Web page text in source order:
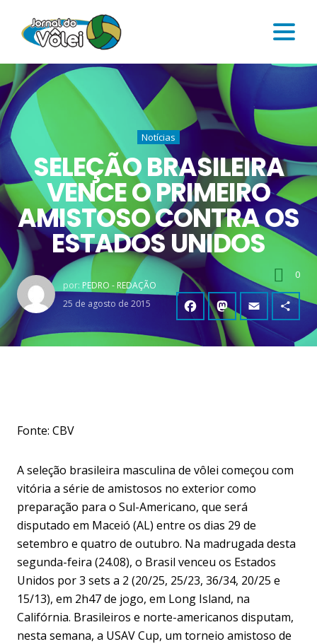
Notícias
SELEÇÃO BRASILEIRA
VENCE O PRIMEIRO
AMISTOSO CONTRA OS
ESTADOS UNIDOS
por: PEDRO - REDAÇÃO
25 de agosto de 2015
0
Fonte: CBV
A seleção brasileira masculina de vôlei começou com
vitória a série de amistosos no exterior como
preparação para o Sul-Americano, que será
disputado em Maceió (AL) entre os dias 29 de
setembro e quatro de outubro. Na madrugada desta
segunda-feira (24.08), o Brasil venceu os Estados
Unidos por 3 sets a 2 (20/25, 25/23, 36/34, 20/25 e
15/13), em 2h47 de jogo, em Long Island, na
Califórnia. Brasileiros e norte-americanos disputam,
nesta semana, a USAV Cup, um torneio amistoso de